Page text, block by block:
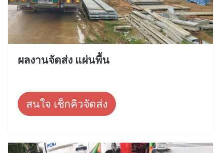
ผลงานจัดส่ง แผ่นพื้น
สนใจ เช็กคิวจัดส่ง